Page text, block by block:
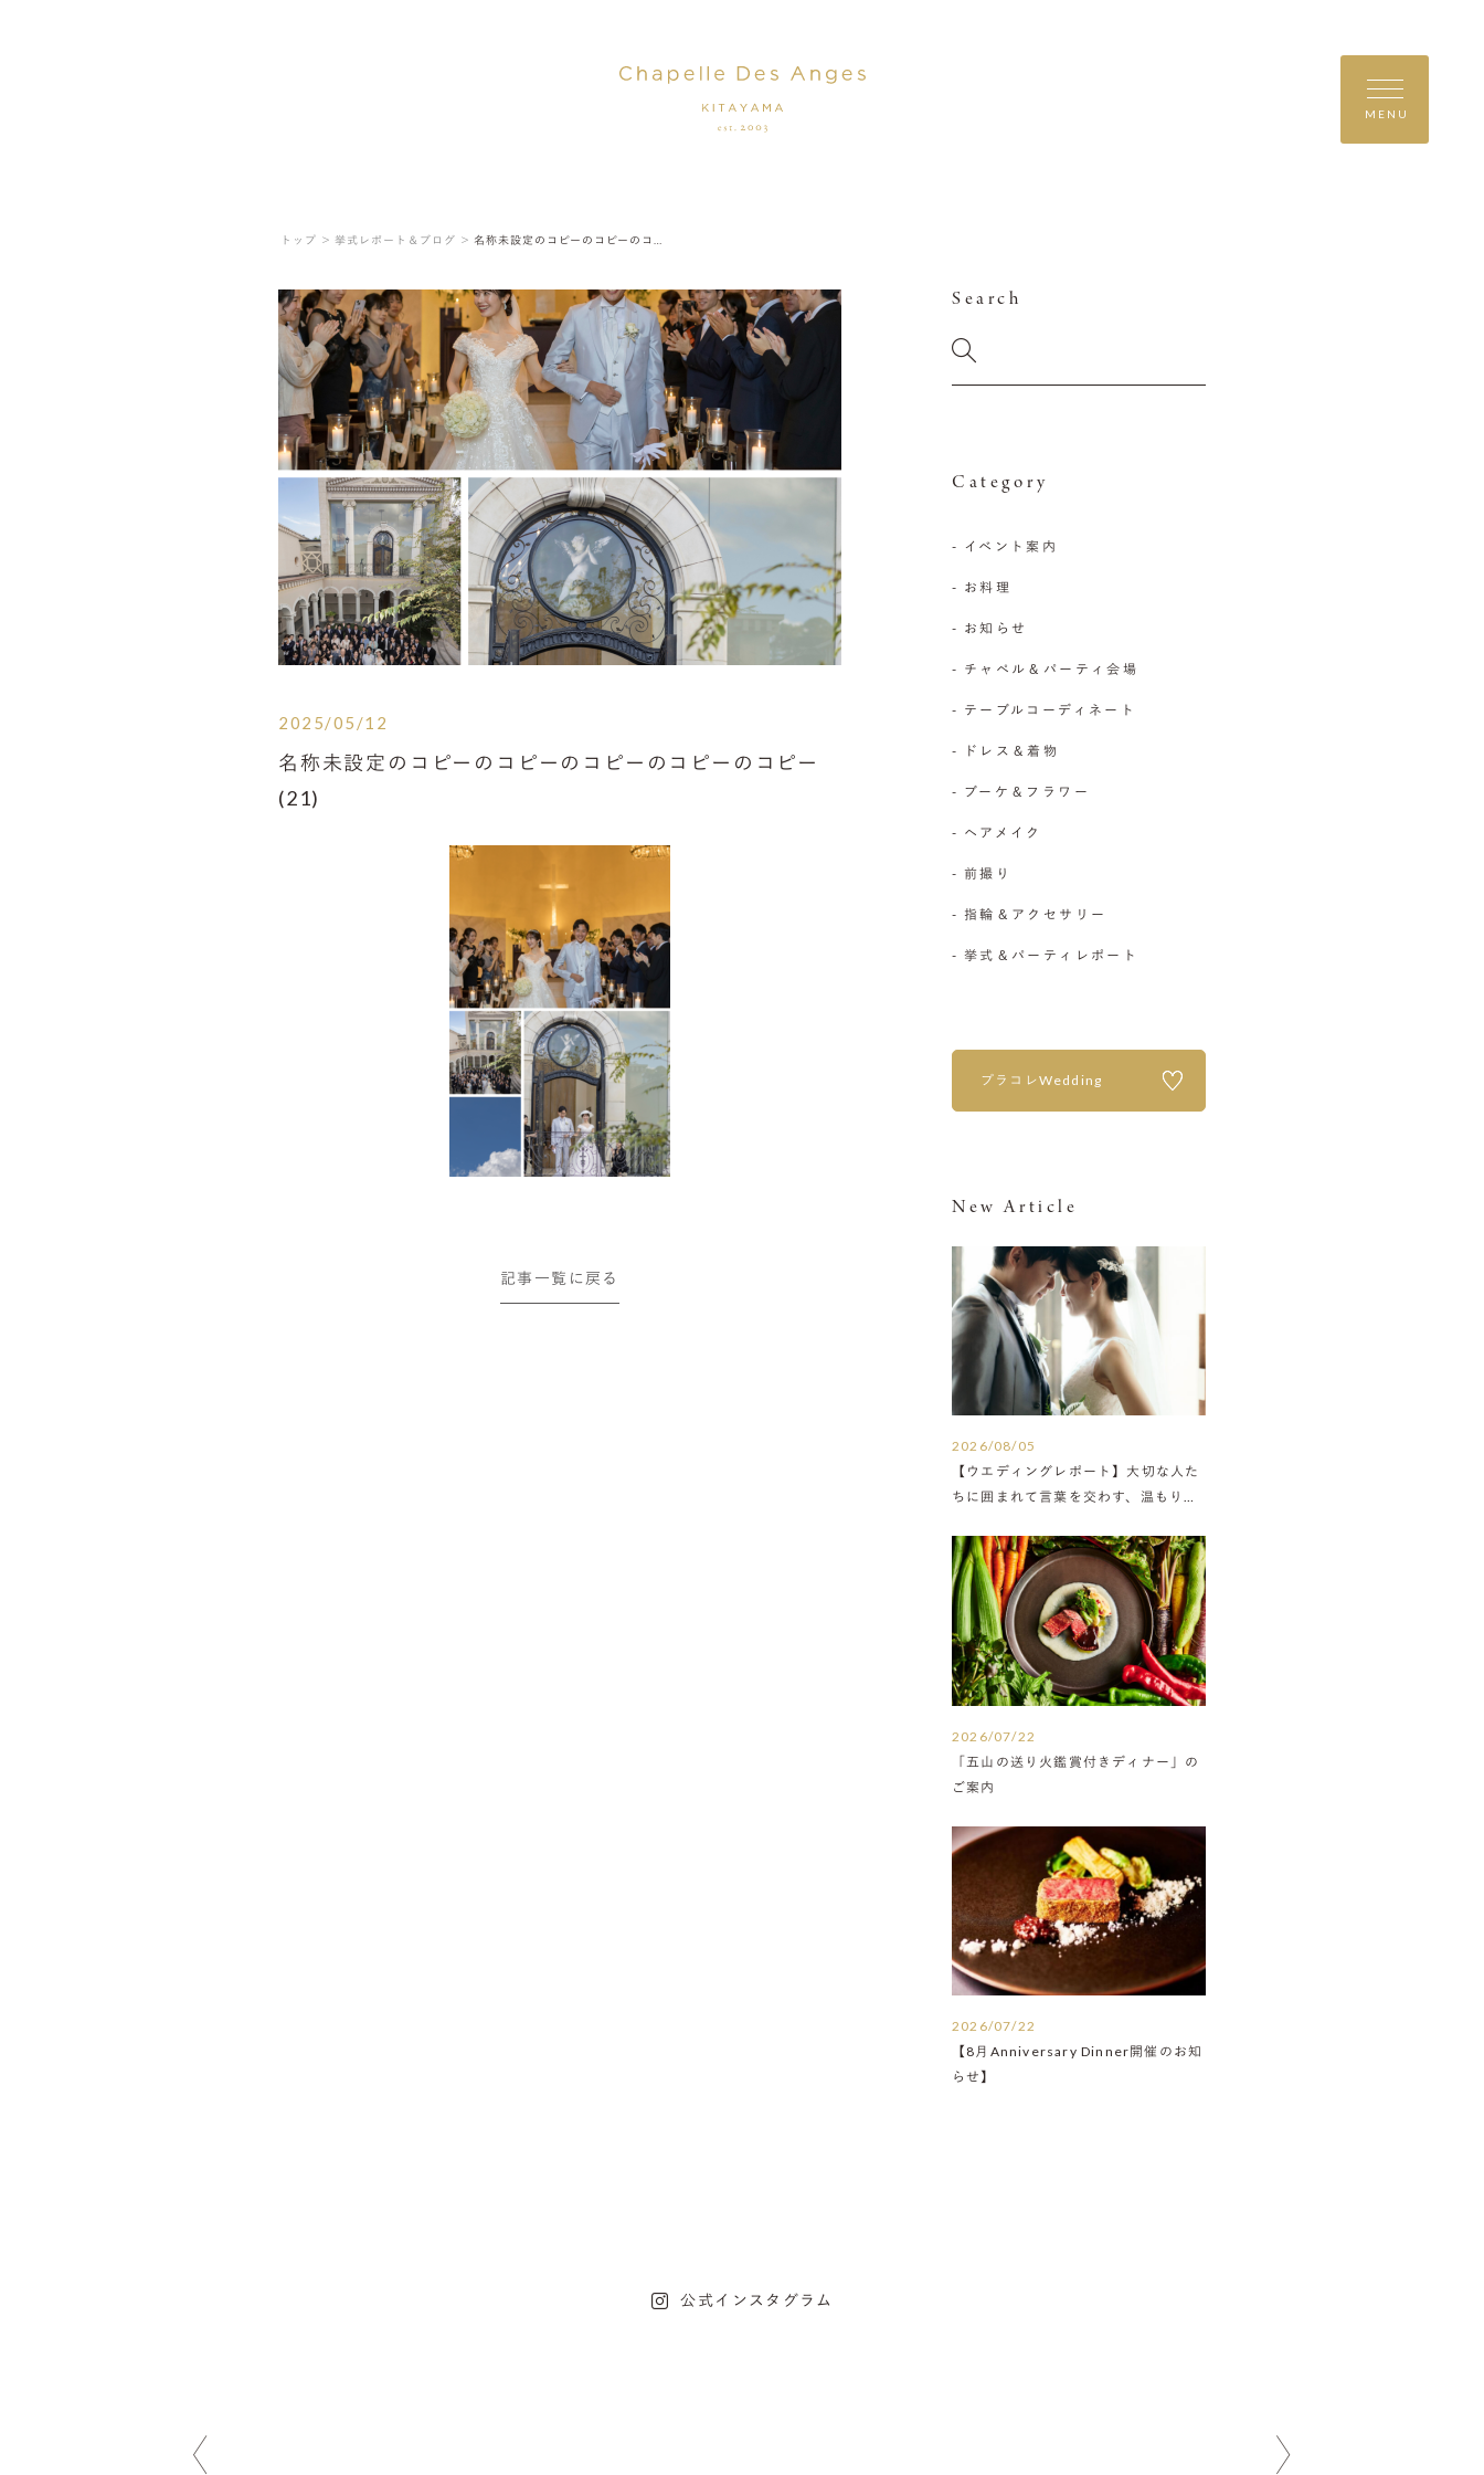
MENU
トップ ＞ 挙式レポート＆ブログ ＞
2025/05/12
名称未設定のコピーのコピーのコピーのコピーのコピー
(21)
記事一覧に戻る
Search
Category
- イベント案内
- お料理
- お知らせ
- チャペル＆パーティ会場
- テーブルコーディネート
- ドレス＆着物
- ブーケ＆フラワー
- ヘアメイク
- 前撮り
- 指輪＆アクセサリー
- 挙式＆パーティレポート
プラコレWedding
New Article
2026/08/05
【ウエディングレポート】大切な人た
ちに囲まれて言葉を交わす、温もりに
2026/07/22
「五山の送り火鑑賞付きディナー」の
ご案内
2026/07/22
【8月Anniversary Dinner開催のお知
らせ】
公式インスタグラム